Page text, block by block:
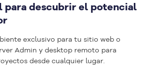
descubrir el potencial
exclusivo para tu sitio web o
Admin y desktop remoto para
desde cualquier lugar.